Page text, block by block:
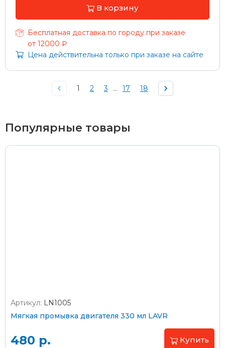
Популярные товары
Артикул: LN1005
Мягкая промывка двигателя 330 мл LAVR
480 р. Купить
В корзину
Бесплатная доставка по городу при заказе
от 12000 ₽
Цена действительна только при заказе на сайте
1 2 3 ... 17 18